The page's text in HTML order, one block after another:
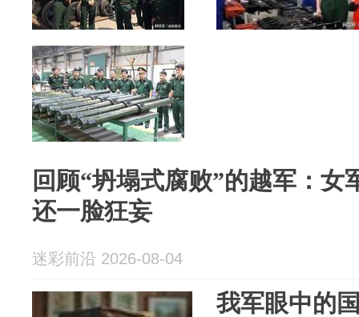
回顾“坍塌式腐败”的越军：女
还一脸狂妄
迷彩前沿 2026-08-04
我军眼中的